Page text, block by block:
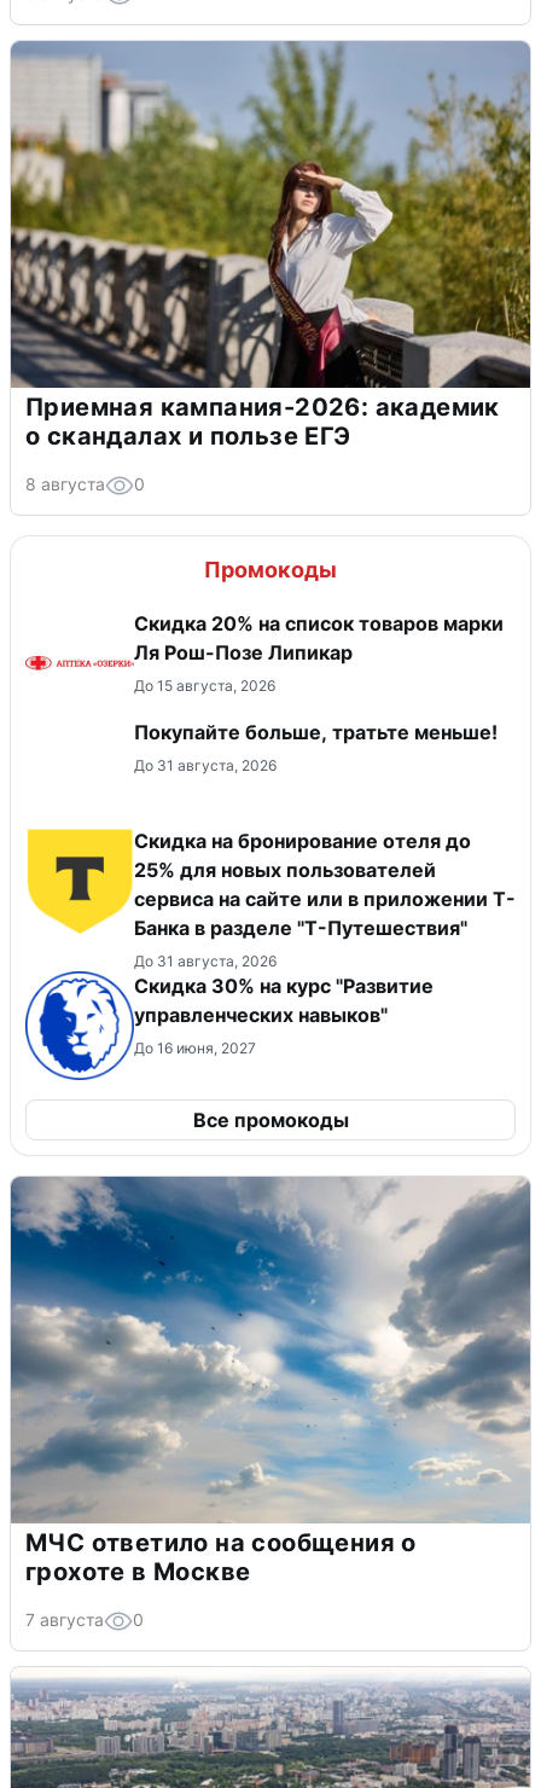
Приемная кампания-2026: академик
о скандалах и пользе ЕГЭ
8 августа 0
Промокоды
Скидка 20% на список товаров марки
Ля Рош-Позе Липикар
До 15 августа, 2026
Покупайте больше, тратьте меньше!
До 31 августа, 2026
Скидка на бронирование отеля до
25% для новых пользователей
сервиса на сайте или в приложении Т-
Банка в разделе "Т-Путешествия"
До 31 августа, 2026
Скидка 30% на курс "Развитие
управленческих навыков"
До 16 июня, 2027
Все промокоды
МЧС ответило на сообщения о
грохоте в Москве
7 августа 0